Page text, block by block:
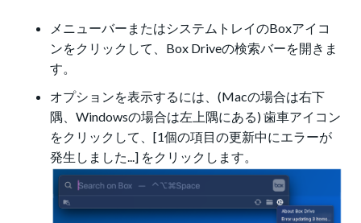
メニューバーまたはシステムトレイのBoxアイコ
ンをクリックして、Box Driveの検索バーを開きま
す。
オプションを表示するには、(Macの場合は右下
隅、Windowsの場合は左上隅にある) 歯車アイコン
をクリックして、[1個の項目の更新中にエラーが
発生しました...] をクリックします。